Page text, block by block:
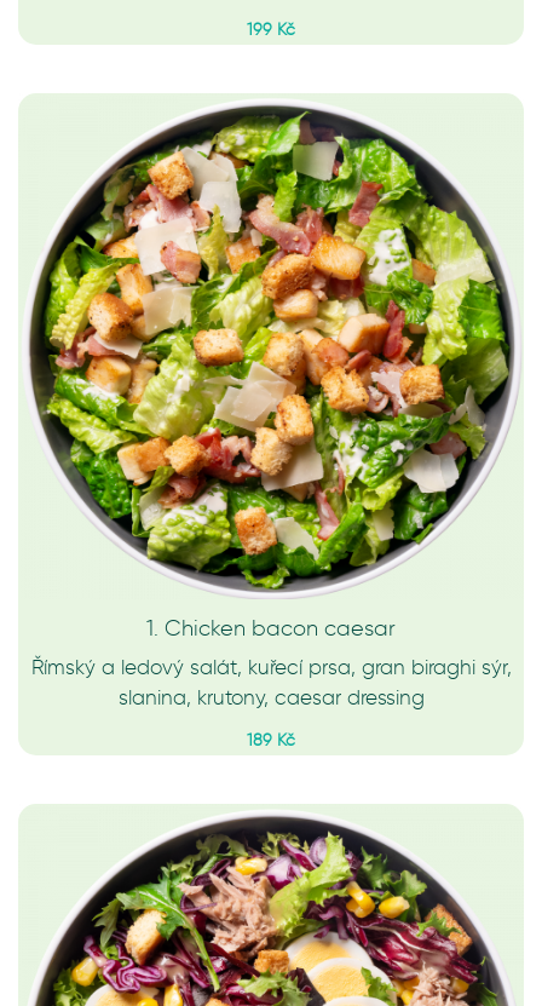
199 Kč
1. Chicken bacon caesar
Římský a ledový salát, kuřecí prsa, gran biraghi sýr,
slanina, krutony, caesar dressing
189 Kč